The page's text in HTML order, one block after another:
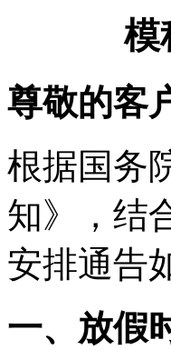
模
尊敬的客
根据国务
知》，结
安排通告
一、放假